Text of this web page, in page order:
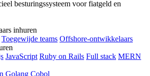
besturingssysteem voor fiatgeld en
inhuren
Toegewijde teams Offshore-ontwikkelaars
JavaScript Ruby on Rails Full stack MERN
Golang Cobol